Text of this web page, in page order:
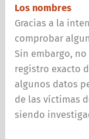
Los nombres
Gracias a la
comprobar
Sin embargo,
registro exacto
algunos datos
de las víctimas
siendo